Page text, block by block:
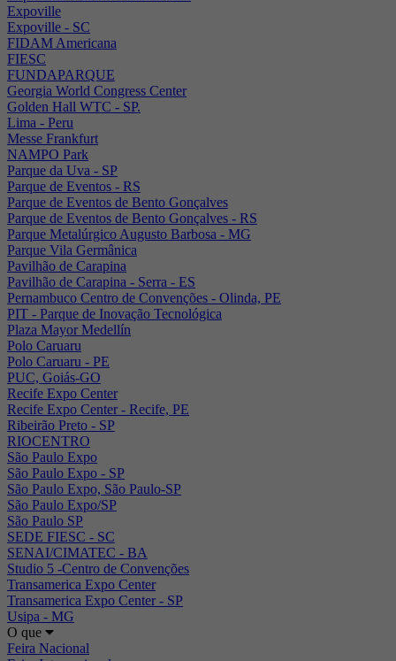
Expoville
Expoville - SC
FIDAM Americana
FIESC
FUNDAPARQUE
Georgia World Congress Center
Golden Hall WTC - SP.
Lima - Peru
Messe Frankfurt
NAMPO Park
Parque da Uva - SP
Parque de Eventos - RS
Parque de Eventos de Bento Gonçalves
Parque de Eventos de Bento Gonçalves - RS
Parque Metalúrgico Augusto Barbosa - MG
Parque Vila Germânica
Pavilhão de Carapina
Pavilhão de Carapina - Serra - ES
Pernambuco Centro de Convenções - Olinda, PE
PIT - Parque de Inovação Tecnológica
Plaza Mayor Medellín
Polo Caruaru
Polo Caruaru - PE
PUC, Goiás-GO
Recife Expo Center
Recife Expo Center - Recife, PE
Ribeirão Preto - SP
RIOCENTRO
São Paulo Expo
São Paulo Expo - SP
São Paulo Expo, São Paulo-SP
São Paulo Expo/SP
São Paulo SP
SEDE FIESC - SC
SENAI/CIMATEC - BA
Studio 5 -Centro de Convenções
Transamerica Expo Center
Transamerica Expo Center - SP
Usipa - MG
O que
Feira Nacional